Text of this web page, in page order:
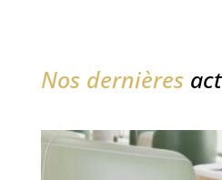
Nos dernières